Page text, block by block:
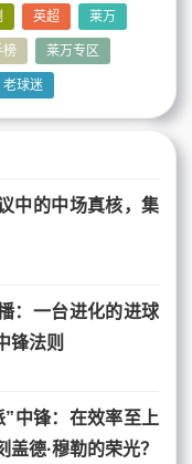
英超 莱万
榜 莱万专区
老球迷
中的中场真核，集
：一台进化的进球
锋法则
中锋：在效率至上
德·穆勒的荣光？